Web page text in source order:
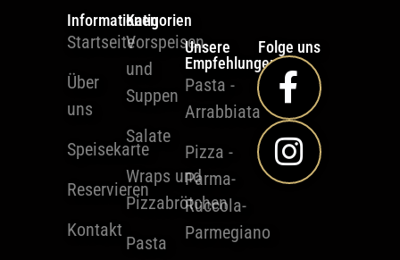
Informationen
Startseite
Über
uns
Speisekarte
Reservieren
Kontakt
Katigorien
Vorspeisen
und
Suppen
Salate
Wraps und
Pizzabrötchen
Pasta
Unsere
Empfehlungen
Pasta -
Arrabbiata
Pizza -
Parma-
Ruccola-
Parmegiano
Folge uns